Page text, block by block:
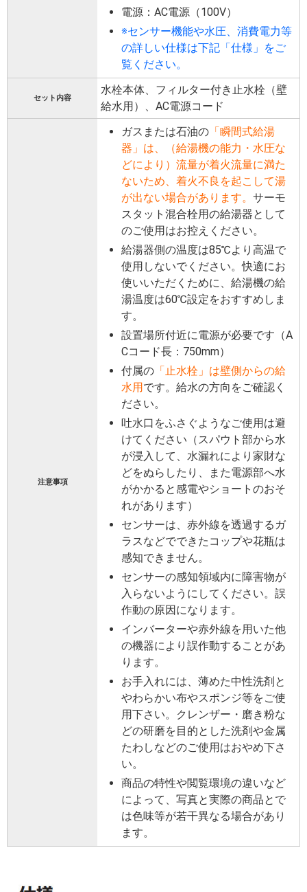
電源：AC電源（100V）
※センサー機能や水圧、消費電力等
の詳しい仕様は下記「仕様」をご
覧ください。
セット内容
水栓本体、フィルター付き止水栓（壁
給水用）、AC電源コード
注意事項
ガスまたは石油の 「瞬間式給湯
器」は、（給湯機の能力・水圧な
どにより）流量が着火流量に満た
ないため、着火不良を起こして湯
が出ない場合があります。 サーモ
スタット混合栓用の給湯器として
のご使用はお控えください。
給湯器側の温度は85℃より高温で
使用しないでください。快適にお
使いいただくために、給湯機の給
湯温度は60℃設定をおすすめしま
す。
設置場所付近に電源が必要です（A
Cコード長：750mm）
付属の 「止水栓」は壁側からの給
水用です。給水の方向をご確認く
ださい。
吐水口をふさぐようなご使用は避
けてください（スパウト部から水
が浸入して、水漏れにより家財な
どをぬらしたり、また電源部へ水
がかかると感電やショートのおそ
れがあります）
センサーは、赤外線を透過するガ
ラスなどでできたコップや花瓶は
感知できません。
センサーの感知領域内に障害物が
入らないようにしてください。誤
作動の原因になります。
インバーターや赤外線を用いた他
の機器により誤作動することがあ
ります。
お手入れには、薄めた中性洗剤と
やわらかい布やスポンジ等をご使
用下さい。クレンザー・磨き粉な
どの研磨を目的とした洗剤や金属
たわしなどのご使用はおやめ下さ
い。
商品の特性や閲覧環境の違いなど
によって、写真と実際の商品とで
は色味等が若干異なる場合があり
ます。